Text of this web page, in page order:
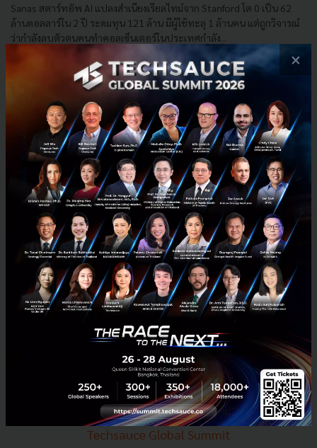
Sanas สตาร์ทอัพ AI แปลงสำเนียงเรียลไทม์จาก Stanford โต 0 เป็น 62
ล้านดอลลาร์ใน 2 ปี ระดมทุน 121 ล้าน มีผู้ใช้ทะลุ 1 ล้านคน แต่ถูกวิจารณ์
ว่ากำลังลบตัวตนคนทำคอลเซ็นเตอร์ในประเทศกำลัง...
| By Techsauce Team
Startup Guide Sanas Startup
E-mail :contact@techsauce.co
Tel : 02-001-5375
Mobile : 06-4658-9500
Techsauce Media
About Techsauce
Techsauce Services
Privacy Policy
ส่งบทความ
Techsauce Global Summit
×